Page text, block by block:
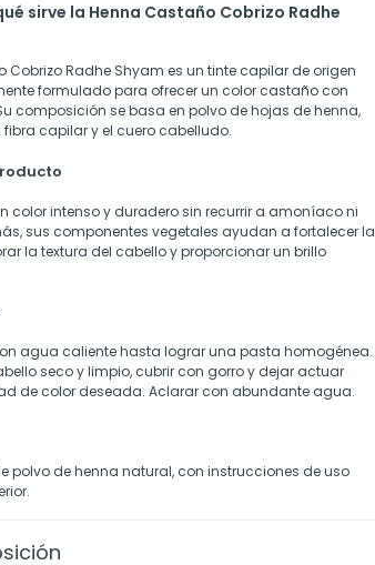
sirve la Henna Castaño Cobrizo Radhe
Cobrizo Radhe Shyam es un tinte capilar de origen
formulado para ofrecer un color castaño con
composición se basa en polvo de hojas de henna,
capilar y el cuero cabelludo.
color intenso y duradero sin recurrir a amoníaco ni
sus componentes vegetales ayudan a fortalecer la
la textura del cabello y proporcionar un brillo
agua caliente hasta lograr una pasta homogénea.
seco y limpio, cubrir con gorro y dejar actuar
de color deseada. Aclarar con abundante agua.
polvo de henna natural, con instrucciones de uso